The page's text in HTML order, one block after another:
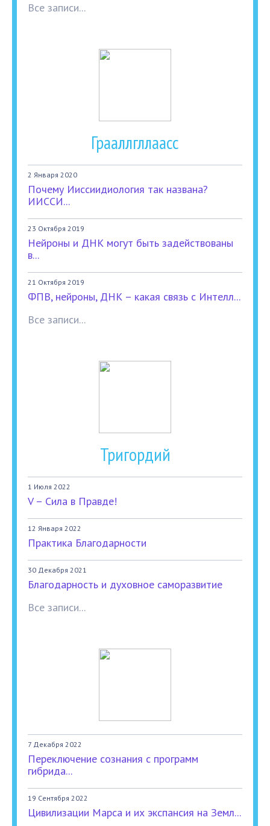
Все записи...
Грааллгллаасс
2 Января 2020
Почему Ииссиидиология так названа?
ИИССИ...
23 Октября 2019
Нейроны и ДНК могут быть задействованы
в...
21 Октября 2019
ФПВ, нейроны, ДНК – какая связь с Интелл...
Все записи...
Тригордий
1 Июля 2022
V – Сила в Правде!
12 Января 2022
Практика Благодарности
30 Декабря 2021
Благодарность и духовное саморазвитие
Все записи...
7 Декабря 2022
Переключение сознания с программ
гибрида...
19 Сентября 2022
Цивилизации Марса и их экспансия на Земл...